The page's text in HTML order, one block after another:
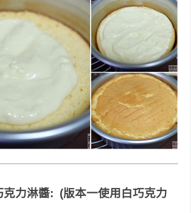
克力淋醬: (版本一使用白巧克力